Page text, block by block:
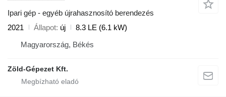
Ipari gép - egyéb újrahasznosító berendezés
2021
Állapot új
8.3 LE (6.1 kW)
Magyarország, Békés
Zöld-Gépezet Kft.